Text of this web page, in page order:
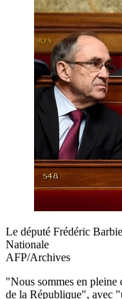
Le député Frédéric
Nationale
AFP/Archives
"Nous sommes en pleine
de la République", avec